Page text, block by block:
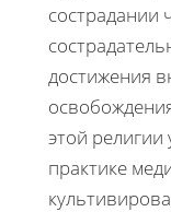
сострадании
достижения
этой
практике